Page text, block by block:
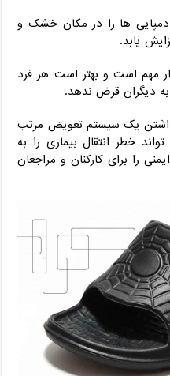
ها را در مکان خشک و
یابد.
مهم است و بهتر است هر فرد
به دیگران قرض ندهد.
داشتن یک سیستم تعویض مرتب
خطر انتقال بیماری را به
را برای کارکنان و مراجعان